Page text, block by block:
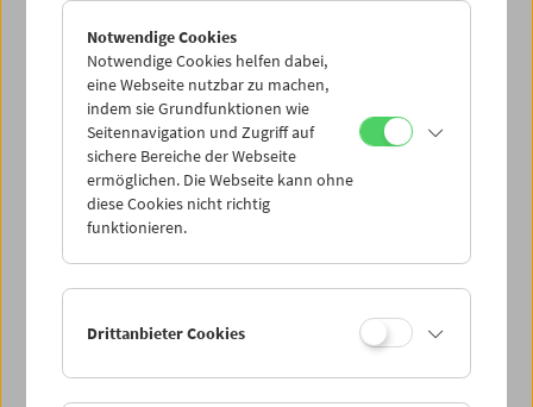
Löffel für Löffel verspeist die Protagonistin (Schwester
Astrid Scheirl) den weißen Inhalt eines Suppentellers
(Milch? flüssiges Kokoseis?), setzt dazwischen ab und
blickt in die Kamera. Manchmal bricht sie in Lachen aus.
Cut. Sie beginnt erneut zu löffeln. Zu hören ist Astrid beim
Üben von französischen Lehrsätzen. (Text: Magdalena
Steffan)
Share on
Notwendige Cookies
Notwendige Cookies helfen dabei,
eine Webseite nutzbar zu machen,
indem sie Grundfunktionen wie
Seitennavigation und Zugriff auf
sichere Bereiche der Webseite
ermöglichen. Die Webseite kann ohne
diese Cookies nicht richtig
funktionieren.
Drittanbieter Cookies